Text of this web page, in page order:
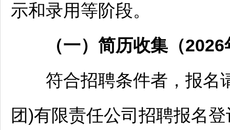
示和录用等阶段。
（一）简历收集（
符合招聘条件者，报名
团)有限责任公司 招聘报名